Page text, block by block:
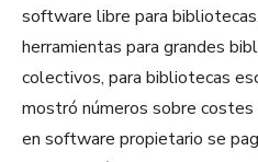
software libre para
herramientas para grandes
colectivos, para bibliotecas
mostró números sobre
en software propietario se